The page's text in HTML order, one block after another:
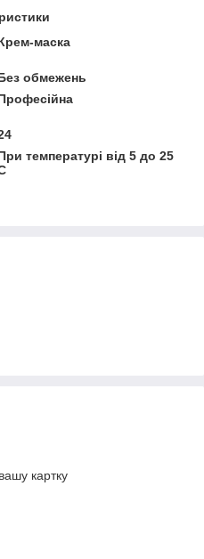
маска
обмежень
температурі від 5 до 25
картку